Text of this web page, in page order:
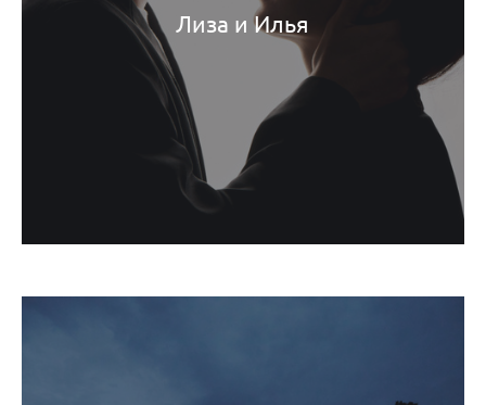
Лиза и Илья